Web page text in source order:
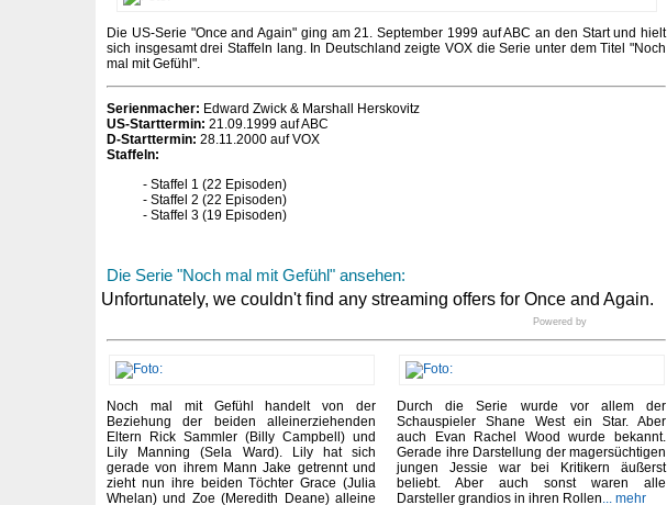
Die US-Serie "Once and Again" ging am 21. September 1999 auf ABC an den Start und hielt
sich insgesamt drei Staffeln lang. In Deutschland zeigte VOX die Serie unter dem Titel "Noch
mal mit Gefühl".
Serienmacher: Edward Zwick & Marshall Herskovitz
US-Starttermin: 21.09.1999 auf ABC
D-Starttermin: 28.11.2000 auf VOX
Staffeln:
Staffel 1 (22 Episoden)
Staffel 2 (22 Episoden)
Staffel 3 (19 Episoden)
Die Serie "Noch mal mit Gefühl" ansehen:
Powered by
Noch mal mit Gefühl handelt von der
Beziehung der beiden alleinerziehenden
Eltern Rick Sammler (Billy Campbell) und
Lily Manning (Sela Ward). Lily hat sich
gerade von ihrem Mann Jake getrennt und
zieht nun ihre beiden Töchter Grace (Julia
Whelan) und Zoe (Meredith Deane) alleine
Durch die Serie wurde vor allem der
Schauspieler Shane West ein Star. Aber
auch Evan Rachel Wood wurde bekannt.
Gerade ihre Darstellung der magersüchtigen
jungen Jessie war bei Kritikern äußerst
beliebt. Aber auch sonst waren alle
Darsteller grandios in ihren Rollen... mehr